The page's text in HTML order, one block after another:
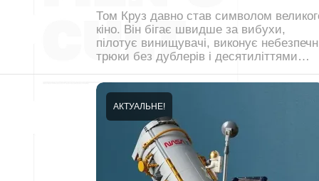
Том Круз давно став символом
кіно. Він бігає швидше за вибухи,
пілотує винищувачі, виконує
трюки без дублерів і десятиліттями…
АКТУАЛЬНЕ!